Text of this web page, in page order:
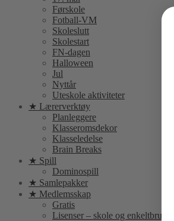
Førskole
Fotball-VM
Skoleslutt
Skolestart
FN-dagen
Halloween
Jul
Nyttår
Uteskole aktiviteter
★ Lærerverktøy
Planleggere
Klasseromsdekor
Klasseledelse
Brain Breaks
★ Spill
Dominospill
★ Samlepakker
★ Medlemsskap
Gratis
Lisenser – skole og enkeltbrukere